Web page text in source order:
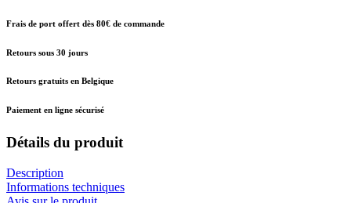
Frais de port offert dès 80€ de commande
Retours sous 30 jours
Retours gratuits en Belgique
Paiement en ligne sécurisé
Détails du produit
Description
Informations techniques